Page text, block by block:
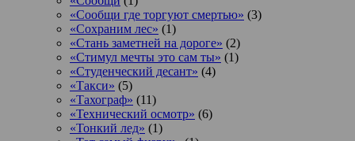
«Сообщи где торгуют смертью» (3)
«Сохраним лес» (1)
«Стань заметней на дороге» (2)
«Стимул мечты это сам ты» (1)
«Студенческий десант» (4)
«Такси» (5)
«Тахограф» (11)
«Технический осмотр» (6)
«Тонкий лед» (1)